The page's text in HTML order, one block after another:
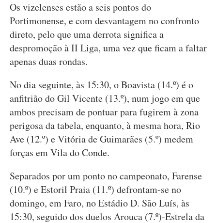
Os vizelenses estão a seis pontos do
Portimonense, e com desvantagem no confronto
direto, pelo que uma derrota significa a
despromoção à II Liga, uma vez que ficam a faltar
apenas duas rondas.
No dia seguinte, às 15:30, o Boavista (14.º) é o
anfitrião do Gil Vicente (13.º), num jogo em que
ambos precisam de pontuar para fugirem à zona
perigosa da tabela, enquanto, à mesma hora, Rio
Ave (12.º) e Vitória de Guimarães (5.º) medem
forças em Vila do Conde.
Separados por um ponto no campeonato, Farense
(10.º) e Estoril Praia (11.º) defrontam-se no
domingo, em Faro, no Estádio D. São Luís, às
15:30, seguido dos duelos Arouca (7.º)-Estrela da